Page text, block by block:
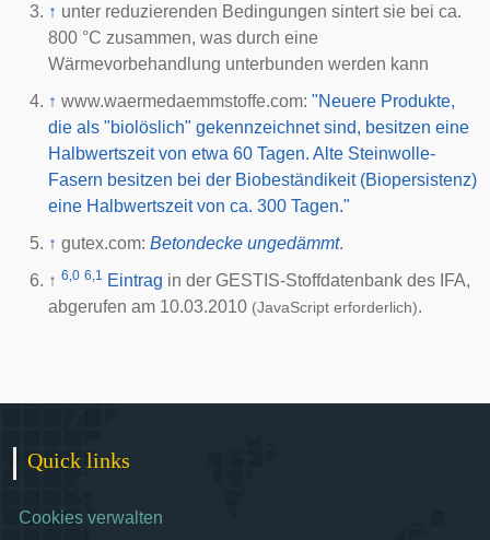
↑ unter reduzierenden Bedingungen sintert sie bei ca.
800 °C zusammen, was durch eine
Wärmevorbehandlung unterbunden werden kann
↑ www.waermedaemmstoffe.com: "Neuere Produkte,
die als "biolöslich" gekennzeichnet sind, besitzen eine
Halbwertszeit von etwa 60 Tagen. Alte Steinwolle-
Fasern besitzen bei der Biobeständikeit (Biopersistenz)
eine Halbwertszeit von ca. 300 Tagen."
↑ gutex.com: Betondecke ungedämmt.
↑ 6,0 6,1 Eintrag in der GESTIS-Stoffdatenbank des IFA,
abgerufen am 10.03.2010 (JavaScript erforderlich).
Quick links
Cookies verwalten